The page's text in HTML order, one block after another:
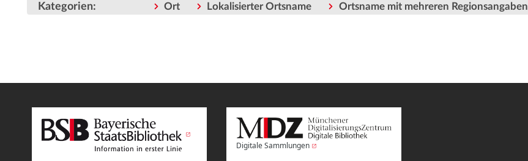
Kategorien: Ort Lokalisierter Ortsname Ortsname mit mehreren Regionsangaben
Digitale Sammlungen